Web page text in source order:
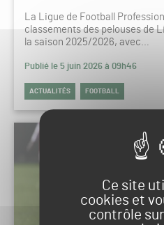
Ce site
cookies et
contrôle
La Ligue de Football
classements des pelouses de
la saison 2025/2026, avec…
Publié le 5 juin 2026 à 09h46
ACTUALITÉS FOOTBALL